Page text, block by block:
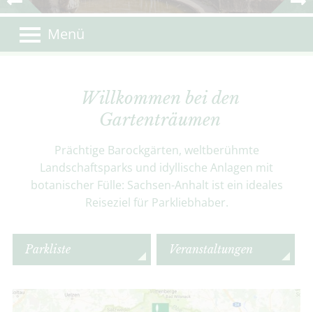
Menü
Willkommen bei den
Gartenträumen
Prächtige Barockgärten, weltberühmte
Landschaftsparks und idyllische Anlagen mit
botanischer Fülle: Sachsen-Anhalt ist ein ideales
Reiseziel für Parkliebhaber.
Parkliste Veranstaltungen